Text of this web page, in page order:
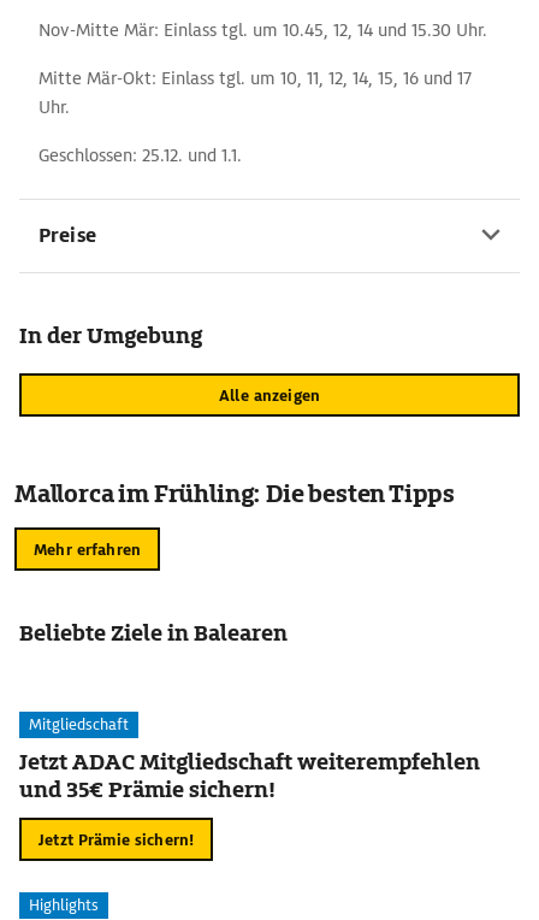
Nov-Mitte Mär: Einlass tgl. um 10.45, 12, 14 und 15.30 Uhr.
Mitte Mär-Okt: Einlass tgl. um 10, 11, 12, 14, 15, 16 und 17
Uhr.
Geschlossen: 25.12. und 1.1.
Preise
In der Umgebung
Alle anzeigen
Mallorca im Frühling: Die besten Tipps
Mehr erfahren
Beliebte Ziele in Balearen
Mitgliedschaft
Jetzt ADAC Mitgliedschaft weiterempfehlen
und 35€ Prämie sichern!
Jetzt Prämie sichern!
Highlights